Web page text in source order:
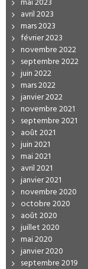
avril 2023
mars 2023
février 2023
novembre 2022
septembre 2022
juin 2022
mars 2022
janvier 2022
novembre 2021
septembre 2021
août 2021
juin 2021
mai 2021
avril 2021
janvier 2021
novembre 2020
octobre 2020
août 2020
juillet 2020
mai 2020
janvier 2020
septembre 2019